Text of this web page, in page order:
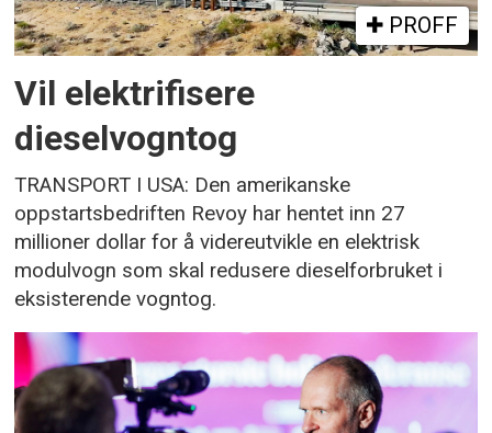
PROFF
Vil elektrifisere
dieselvogntog
TRANSPORT I USA: Den amerikanske
oppstartsbedriften Revoy har hentet inn 27
millioner dollar for å videreutvikle en elektrisk
modulvogn som skal redusere dieselforbruket i
eksisterende vogntog.